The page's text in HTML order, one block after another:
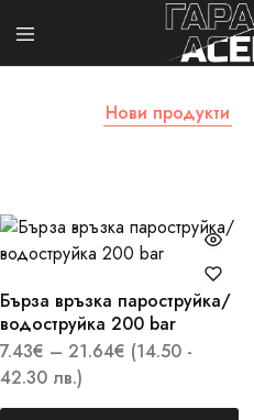
Асенов
Нови продукти
Бърза връзка пароструйка/
водоструйка 200 bar
7.43€ – 21.64€ (14.50 -
42.30 лв.)